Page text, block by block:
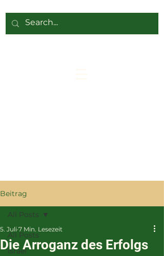
Beitrag
All Posts
israel
All Posts
Die Arroganz des Erfolgs
5. Juli 7 Min. Lesezeit